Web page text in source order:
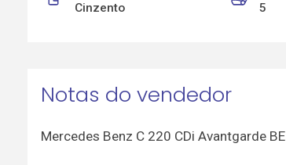
Cinzento
5
Notas do vendedor
Mercedes Benz C 220 CDi Avantgarde BE